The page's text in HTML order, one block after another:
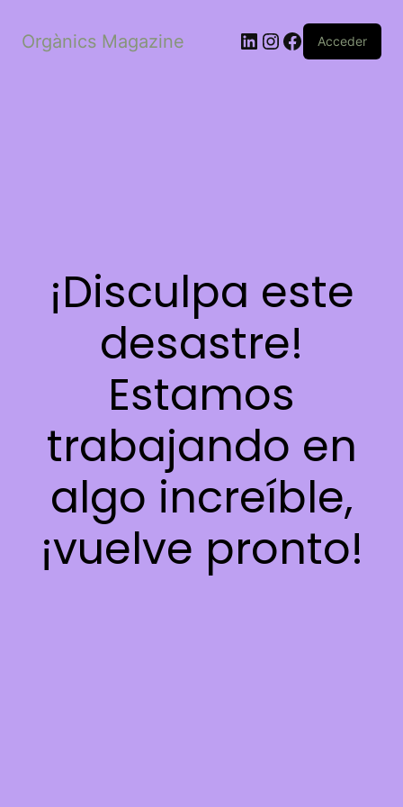
Orgànics Magazine LinkedIn
Instagram
Facebook
Acceder
¡Disculpa este
desastre!
Estamos
trabajando en
algo increíble,
¡vuelve pronto!